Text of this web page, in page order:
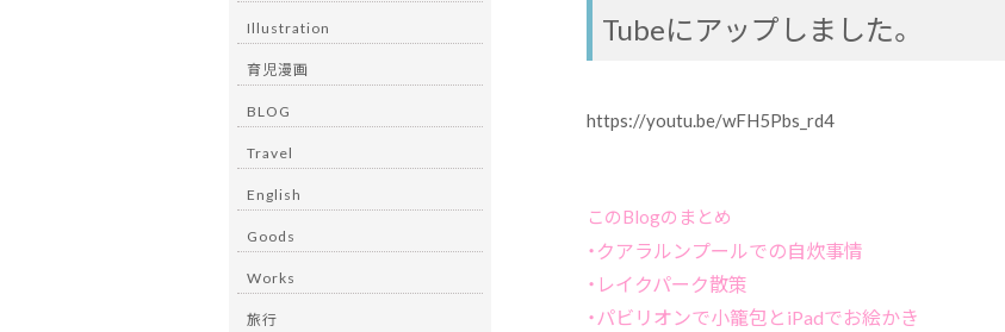
Tubeにアップしました。
https://youtu.be/wFH5Pbs_rd4
このBlogのまとめ
・クアラルンプールでの自炊事情
・レイクパーク散策
・パビリオンで小籠包とiPadでお絵かき
Illustration
育児漫画
BLOG
Travel
English
Goods
Works
旅行